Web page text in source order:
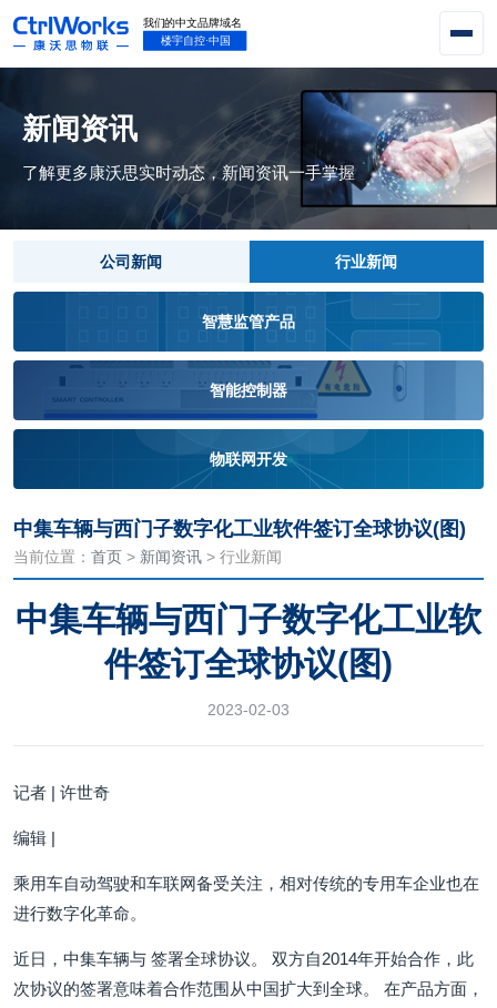
新闻资讯
了解更多康沃思实时动态，新闻资讯一手掌握
公司新闻 行业新闻
智慧监管产品
智能控制器
物联网开发
中集车辆与西门子数字化工业软件签订全球协议(图)
当前位置： 首页 > 新闻资讯 > 行业新闻
中集车辆与西门子数字化工业软
件签订全球协议(图)
2023-02-03
记者 | 许世奇
编辑 |
乘用车自动驾驶和车联网备受关注，相对传统的专用车企业也在
进行数字化革命。
近日，中集车辆与 签署全球协议。 双方自2014年开始合作，此
次协议的签署意味着合作范围从中国扩大到全球。 在产品方面，